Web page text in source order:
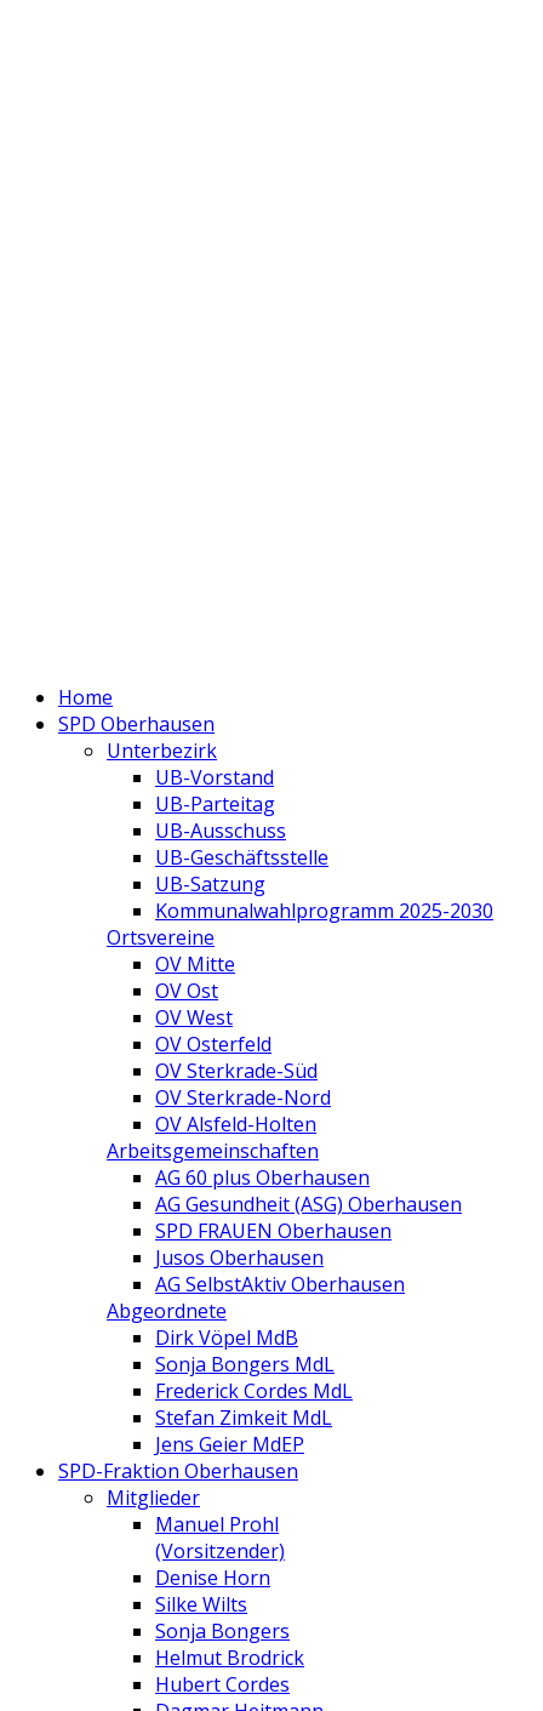
Home
SPD Oberhausen
Unterbezirk
UB-Vorstand
UB-Parteitag
UB-Ausschuss
UB-Geschäftsstelle
UB-Satzung
Kommunalwahlprogramm 2025-2030
Ortsvereine
OV Mitte
OV Ost
OV West
OV Osterfeld
OV Sterkrade-Süd
OV Sterkrade-Nord
OV Alsfeld-Holten
Arbeitsgemeinschaften
AG 60 plus Oberhausen
AG Gesundheit (ASG) Oberhausen
SPD FRAUEN Oberhausen
Jusos Oberhausen
AG SelbstAktiv Oberhausen
Abgeordnete
Dirk Vöpel MdB
Sonja Bongers MdL
Frederick Cordes MdL
Stefan Zimkeit MdL
Jens Geier MdEP
SPD-Fraktion Oberhausen
Mitglieder
Manuel Prohl
(Vorsitzender)
Denise Horn
Silke Wilts
Sonja Bongers
Helmut Brodrick
Hubert Cordes